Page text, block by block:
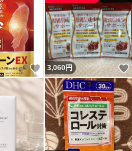
いいね！
3,060円